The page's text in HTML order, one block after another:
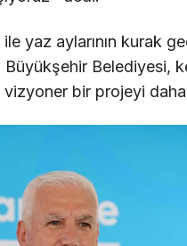
yaz aylarının kurak
Büyükşehir Belediyesi,
vizyoner bir projeyi